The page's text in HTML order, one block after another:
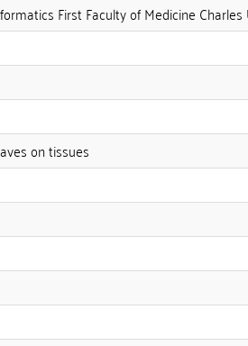
First Faculty of Medicine
on tissues